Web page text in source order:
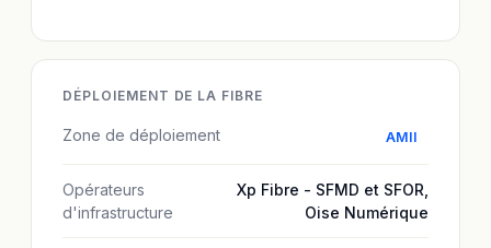
DÉPLOIEMENT DE LA FIBRE
Zone de déploiement AMII
Opérateurs
d'infrastructure
Xp Fibre - SFMD et SFOR
Oise Numérique